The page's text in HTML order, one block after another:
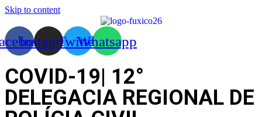
Skip to content
InstagramTwitterWhatsapp
COVID-19| 12°
DELEGACIA REGIONAL DE